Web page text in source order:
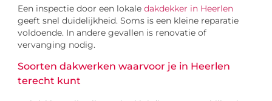
Een inspectie door een lokaledakdekker in Heerlen
geeft snel duidelijkheid. Soms is een kleine reparatie
voldoende. In andere gevallen is renovatie of
vervanging nodig.
Soorten dakwerken waarvoor je in Heerlen
terecht kunt